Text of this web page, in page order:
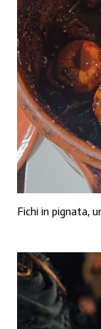
Fichi in pignata,